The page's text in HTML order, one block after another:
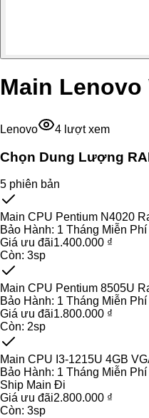
Main Lenovo
Lenovo 4 lượt xem
Chọn Dung Lượng
5 phiên bản
Main CPU Pentium N4020
Bảo Hành: 1 Tháng Miễn
Giá ưu đãi1.400.000 ₫
Còn: 3sp
Main CPU Pentium 8505U
Bảo Hành: 1 Tháng Miễn
Giá ưu đãi1.800.000 ₫
Còn: 2sp
Main CPU I3-1215U 4GB
Bảo Hành: 1 Tháng Miễn
Ship Main Đi
Giá ưu đãi2.800.000 ₫
Còn: 3sp